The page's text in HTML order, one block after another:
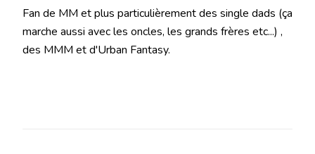
Fan de MM et plus particulièrement des single dads (ça
marche aussi avec les oncles, les grands frères etc...) ,
des MMM et d'Urban Fantasy.